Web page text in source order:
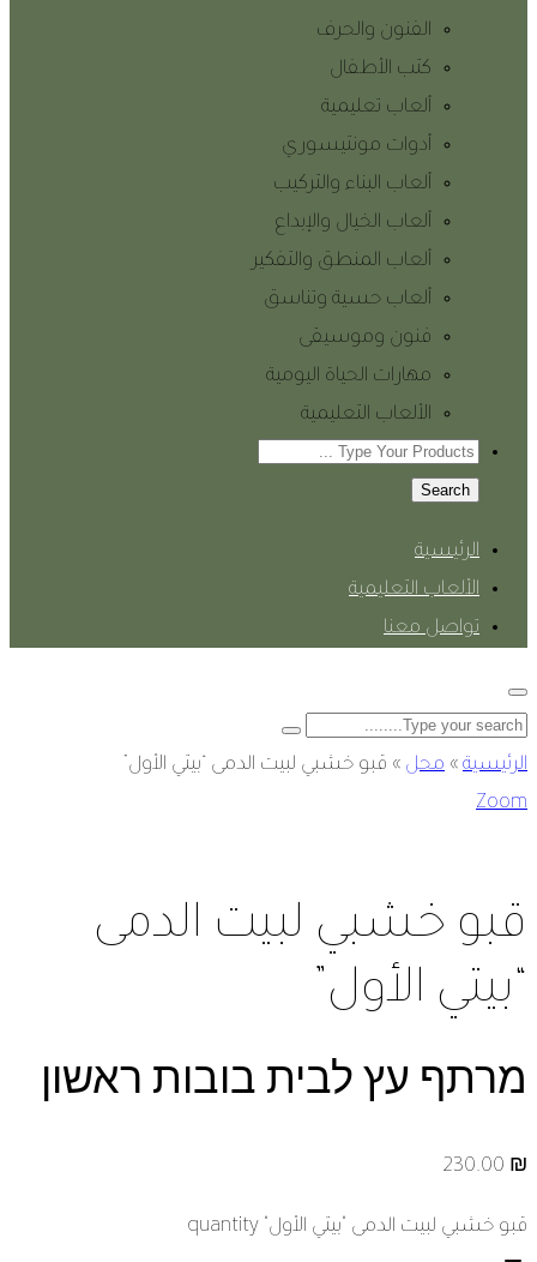
الفنون والحرف
كتب الأطفال
ألعاب تعليمية
أدوات مونتيسوري
ألعاب البناء والتركيب
ألعاب الخيال والإبداع
ألعاب المنطق والتفكير
ألعاب حسية وتناسق
فنون وموسيقى
مهارات الحياة اليومية
الألعاب التعليمية
Search
الرئيسية
الألعاب التعليمية
تواصل معنا
الرئيسية » محل » قبو خشبي لبيت الدمى “بيتي الأول”
Zoom
قبو خشبي لبيت الدمى
“بيتي الأول”
מרתף עץ לבית בובות ראשון
230.00 ₪
قبو خشبي لبيت الدمى "بيتي الأول" quantity